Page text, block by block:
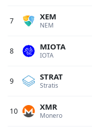
7 NEM
XEM
8 IOTA
MIOTA
9 Stratis
STRAT
10 Monero
XMR